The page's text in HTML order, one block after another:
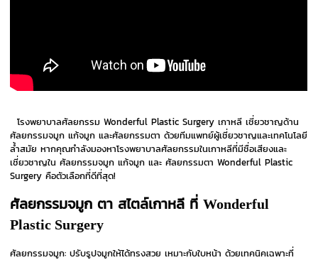
โรงพยาบาลศัลยกรรม Wonderful Plastic Surgery เกาหลี เชี่ยวชาญด้าน
ศัลยกรรมจมูก แก้จมูก และศัลยกรรมตา ด้วยทีมแพทย์ผู้เชี่ยวชาญและเทคโนโลยี
ล้ำสมัยหากคุณกำลังมองหาโรงพยาบาลศัลยกรรมในเกาหลีที่มีชื่อเสียงและ
เชี่ยวชาญใน ศัลยกรรมจมูก แก้จมูก และ ศัลยกรรมตา Wonderful Plastic
Surgery คือตัวเลือกที่ดีที่สุด!
ศัลยกรรมจมูก ตา สไตล์เกาหลี ที่Wonderful
Plastic Surgery
ศัลยกรรมจมูก: ปรับรูปจมูกให้ได้ทรงสวย เหมาะกับใบหน้า ด้วยเทคนิคเฉพาะที่